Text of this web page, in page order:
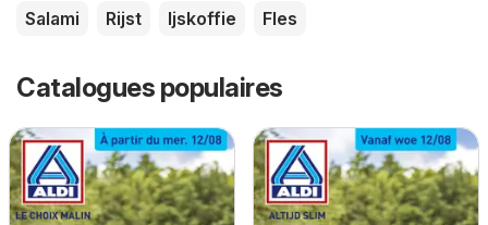
Salami
Rijst Ijskoffie Fles
Catalogues populaires